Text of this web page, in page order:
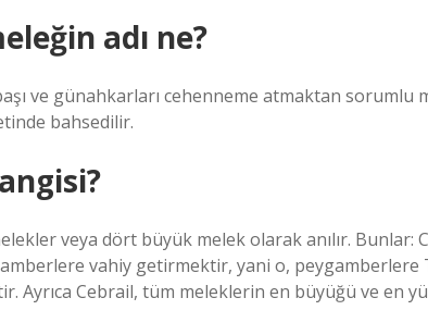
adı ne?
ve günahkarları cehenneme atmaktan sorumlu
bahsedilir.
veya dört büyük melek olarak anılır. Bunlar:
vahiy getirmektir, yani o, peygamberlere
Ayrıca Cebrail, tüm meleklerin en büyüğü ve en